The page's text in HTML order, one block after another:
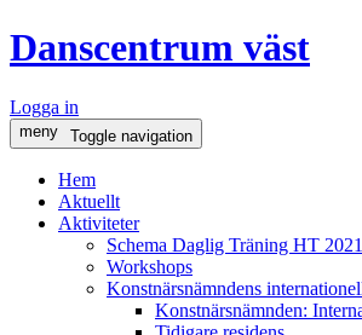
Danscentrum väst
Logga in
meny Toggle navigation
Hem
Aktuellt
Aktiviteter
Schema Daglig Träning HT 2021
Workshops
Konstnärsnämndens
Konstnärsnämnden: